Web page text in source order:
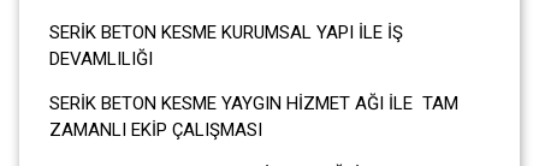
SERİK BETON KESME KURUMSAL YAPI İLE İŞ
DEVAMLILIĞI
SERİK BETON KESME YAYGIN HİZMET AĞI İLE TAM
ZAMANLI EKİP ÇALIŞMASI